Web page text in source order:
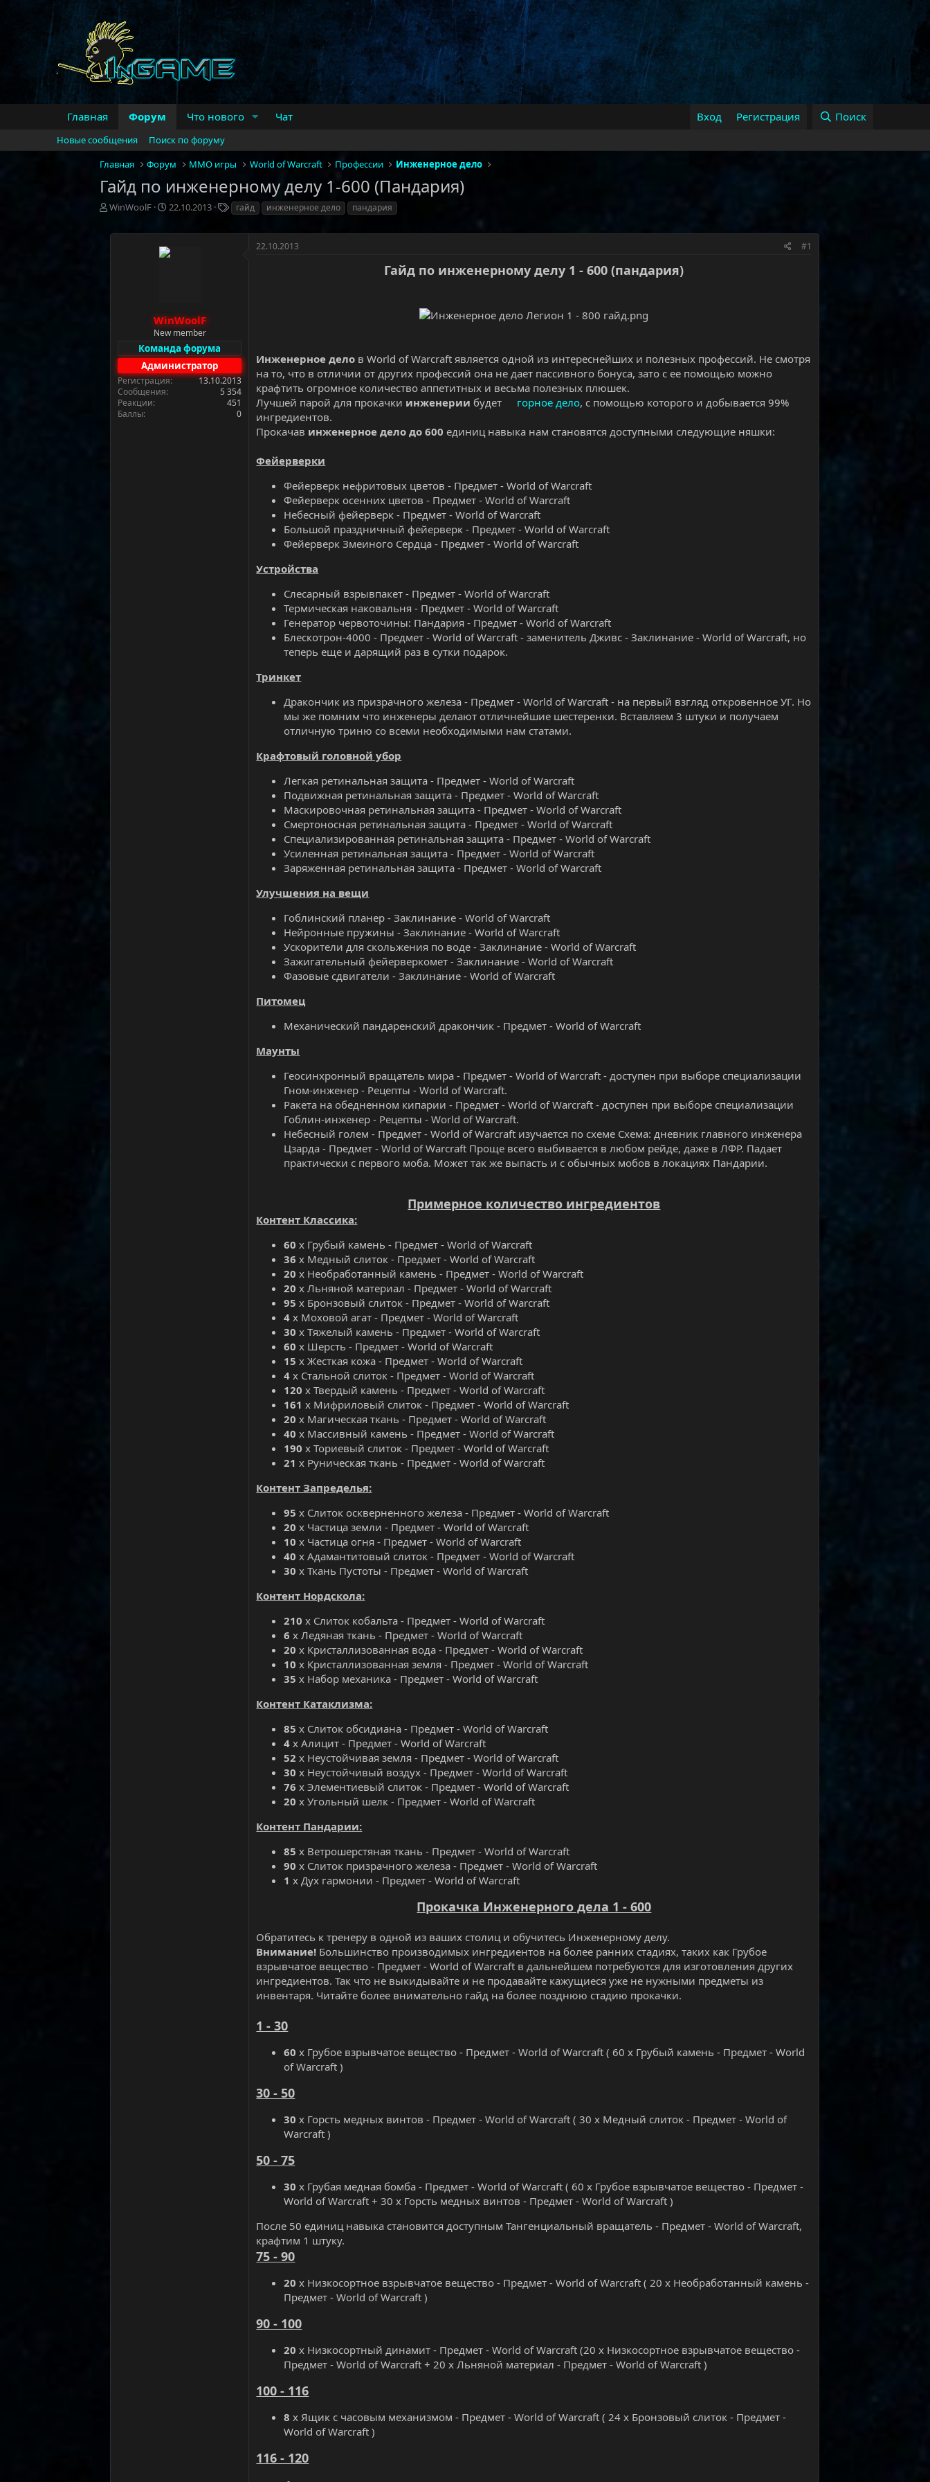
Главная Форум Что нового Чат Вход Регистрация Поиск
Новые сообщения
Поиск по форуму
Главная
Форум MMO игры World of Warcraft Профессии Инженерное дело
Гайд по инженерному делу 1-600 (Пандария)
А
т
WinWoolF
Д
т
н
а
22.10.2013
Т
е
г
гайд инженерное дело пандария
WinWoolF
New member
Команда форума
Администратор
Регистрация
13.10.2013
Сообщения
5 354
Реакции
451
Баллы
0
22.10.2013 #1
Гайд по инженерному делу 1 - 600 (пандария)
Инженерное дело в World of Warcraft является одной из интереснейших и полезных профессий. Не смотря
на то, что в отличии от других профессий она не дает пассивного бонуса, зато с ее помощью можно
крафтить огромное количество аппетитных и весьма полезных плюшек.
Лучшей парой для прокачки инженерии будет горное дело, с помощью которого и добывается 99%
ингредиентов.
Прокачав инженерное дело до 600 единиц навыка нам становятся доступными следующие няшки:
Фейерверки
Фейерверк нефритовых цветов - Предмет - World of Warcraft
Фейерверк осенних цветов - Предмет - World of Warcraft
Небесный фейерверк - Предмет - World of Warcraft
Большой праздничный фейерверк - Предмет - World of Warcraft
Фейерверк Змеиного Сердца - Предмет - World of Warcraft
Устройства
Слесарный взрывпакет - Предмет - World of Warcraft
Термическая наковальня - Предмет - World of Warcraft
Генератор червоточины: Пандария - Предмет - World of Warcraft
Блескотрон-4000 - Предмет - World of Warcraft - заменитель Дживс - Заклинание - World of Warcraft, но
теперь еще и дарящий раз в сутки подарок.
Тринкет
Дракончик из призрачного железа - Предмет - World of Warcraft - на первый взгляд откровенное УГ. Но
мы же помним что инженеры делают отличнейшие шестеренки. Вставляем 3 штуки и получаем
отличную триню со всеми необходимыми нам статами.
Крафтовый головной убор
Легкая ретинальная защита - Предмет - World of Warcraft
Подвижная ретинальная защита - Предмет - World of Warcraft
Маскировочная ретинальная защита - Предмет - World of Warcraft
Смертоносная ретинальная защита - Предмет - World of Warcraft
Специализированная ретинальная защита - Предмет - World of Warcraft
Усиленная ретинальная защита - Предмет - World of Warcraft
Заряженная ретинальная защита - Предмет - World of Warcraft
Улучшения на вещи
Гоблинский планер - Заклинание - World of Warcraft
Нейронные пружины - Заклинание - World of Warcraft
Ускорители для скольжения по воде - Заклинание - World of Warcraft
Зажигательный фейерверкомет - Заклинание - World of Warcraft
Фазовые сдвигатели - Заклинание - World of Warcraft
Питомец
Механический пандаренский дракончик - Предмет - World of Warcraft
Маунты
Геосинхронный вращатель мира - Предмет - World of Warcraft - доступен при выборе специализации
Гном-инженер - Рецепты - World of Warcraft.
Ракета на обедненном кипарии - Предмет - World of Warcraft - доступен при выборе специализации
Гоблин-инженер - Рецепты - World of Warcraft.
Небесный голем - Предмет - World of Warcraft изучается по схеме Схема: дневник главного инженера
Цзарда - Предмет - World of Warcraft Проще всего выбивается в любом рейде, даже в ЛФР. Падает
практически с первого моба. Может так же выпасть и с обычных мобов в локациях Пандарии.
Примерное количество ингредиентов
Контент Классика:
60 х Грубый камень - Предмет - World of Warcraft
36 х Медный слиток - Предмет - World of Warcraft
20 х Необработанный камень - Предмет - World of Warcraft
20 х Льняной материал - Предмет - World of Warcraft
95 х Бронзовый слиток - Предмет - World of Warcraft
4 х Моховой агат - Предмет - World of Warcraft
30 х Тяжелый камень - Предмет - World of Warcraft
60 х Шерсть - Предмет - World of Warcraft
15 х Жесткая кожа - Предмет - World of Warcraft
4 х Стальной слиток - Предмет - World of Warcraft
120 х Твердый камень - Предмет - World of Warcraft
161 х Мифриловый слиток - Предмет - World of Warcraft
20 х Магическая ткань - Предмет - World of Warcraft
40 х Массивный камень - Предмет - World of Warcraft
190 х Ториевый слиток - Предмет - World of Warcraft
21 х Руническая ткань - Предмет - World of Warcraft
Контент Запределья:
95 х Слиток оскверненного железа - Предмет - World of Warcraft
20 х Частица земли - Предмет - World of Warcraft
10 х Частица огня - Предмет - World of Warcraft
40 х Адамантитовый слиток - Предмет - World of Warcraft
30 х Ткань Пустоты - Предмет - World of Warcraft
Контент Нордскола:
210 х Слиток кобальта - Предмет - World of Warcraft
6 х Ледяная ткань - Предмет - World of Warcraft
20 х Кристаллизованная вода - Предмет - World of Warcraft
10 х Кристаллизованная земля - Предмет - World of Warcraft
35 х Набор механика - Предмет - World of Warcraft
Контент Катаклизма:
85 х Слиток обсидиана - Предмет - World of Warcraft
4 х Алицит - Предмет - World of Warcraft
52 х Неустойчивая земля - Предмет - World of Warcraft
30 х Неустойчивый воздух - Предмет - World of Warcraft
76 х Элементиевый слиток - Предмет - World of Warcraft
20 х Угольный шелк - Предмет - World of Warcraft
Контент Пандарии:
85 х Ветрошерстяная ткань - Предмет - World of Warcraft
90 х Слиток призрачного железа - Предмет - World of Warcraft
1 х Дух гармонии - Предмет - World of Warcraft
Прокачка Инженерного дела 1 - 600
Обратитесь к тренеру в одной из ваших столиц и обучитесь Инженерному делу.
Внимание! Большинство производимых ингредиентов на более ранних стадиях, таких как Грубое
взрывчатое вещество - Предмет - World of Warcraft в дальнейшем потребуются для изготовления других
ингредиентов. Так что не выкидывайте и не продавайте кажущиеся уже не нужными предметы из
инвентаря. Читайте более внимательно гайд на более позднюю стадию прокачки.
1 - 30
60 х Грубое взрывчатое вещество - Предмет - World of Warcraft ( 60 х Грубый камень - Предмет - World
of Warcraft )
30 - 50
30 х Горсть медных винтов - Предмет - World of Warcraft ( 30 х Медный слиток - Предмет - World of
Warcraft )
50 - 75
30 х Грубая медная бомба - Предмет - World of Warcraft ( 60 х Грубое взрывчатое вещество - Предмет -
World of Warcraft + 30 х Горсть медных винтов - Предмет - World of Warcraft )
После 50 единиц навыка становится доступным Тангенциальный вращатель - Предмет - World of Warcraft,
крафтим 1 штуку.
75 - 90
20 х Низкосортное взрывчатое вещество - Предмет - World of Warcraft ( 20 х Необработанный камень -
Предмет - World of Warcraft )
90 - 100
20 х Низкосортный динамит - Предмет - World of Warcraft (20 х Низкосортное взрывчатое вещество -
Предмет - World of Warcraft + 20 х Льняной материал - Предмет - World of Warcraft )
100 - 116
8 х Ящик с часовым механизмом - Предмет - World of Warcraft ( 24 х Бронзовый слиток - Предмет -
World of Warcraft )
116 - 120